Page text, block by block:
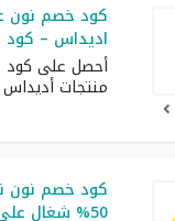
كود خصم نون
اديداس – كود خصم
أحصل على
منتجات
كود خصم نون
50% شغال على جميع المنتجات